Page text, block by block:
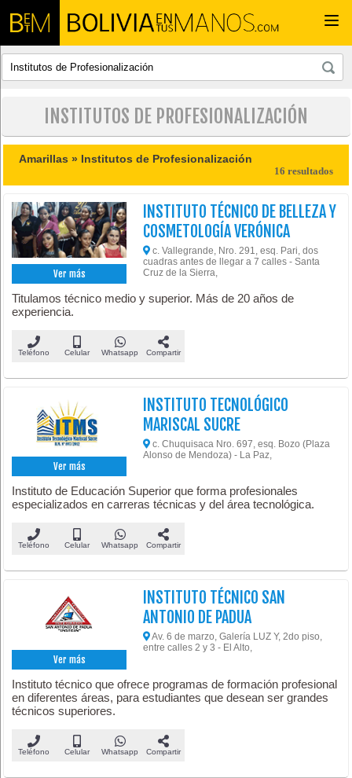
INSTITUTOS DE PROFESIONALIZACIÓN
Amarillas » Institutos de Profesionalización
16 resultados
Ver más
INSTITUTO TÉCNICO DE BELLEZA Y
COSMETOLOGÍA VERÓNICA
c. Vallegrande, Nro. 291, esq. Pari, dos
cuadras antes de llegar a 7 calles - Santa
Cruz de la Sierra,
Titulamos técnico medio y superior. Más de 20 años de
experiencia.
Teléfono Celular Whatsapp Compartir
Ver más
INSTITUTO TECNOLÓGICO
MARISCAL SUCRE
c. Chuquisaca Nro. 697, esq. Bozo (Plaza
Alonso de Mendoza) - La Paz,
Instituto de Educación Superior que forma profesionales
especializados en carreras técnicas y del área tecnológica.
Teléfono Celular Whatsapp Compartir
Ver más
INSTITUTO TÉCNICO SAN
ANTONIO DE PADUA
Av. 6 de marzo, Galería LUZ Y, 2do piso,
entre calles 2 y 3 - El Alto,
Instituto técnico que ofrece programas de formación profesional
en diferentes áreas, para estudiantes que desean ser grandes
técnicos superiores.
Teléfono Celular Whatsapp Compartir